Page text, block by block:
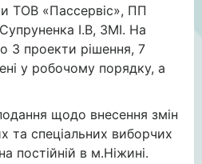
ТОВ «Пассервіс», ПП
І.В, ЗМІ. На
3 проекти рішення, 7
у робочому порядку, а
щодо внесення змін
та спеціальних виборчих
постійній в м.Ніжині.